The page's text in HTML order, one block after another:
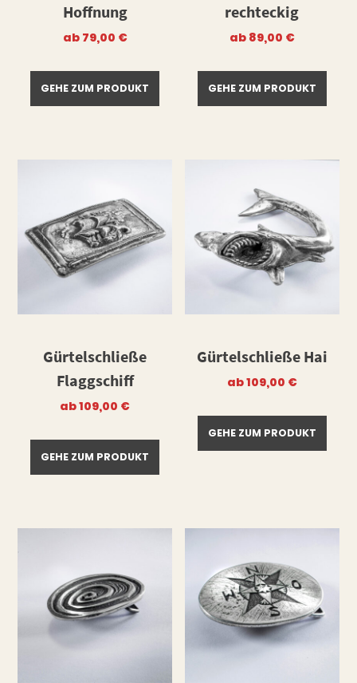
Hoffnung
ab 79,00 €
GEHE ZUM PRODUKT
rechteckig
ab 89,00 €
GEHE ZUM PRODUKT
Gürtelschließe
Flaggschiff
ab109,00 €
GEHE ZUM PRODUKT
Gürtelschließe Hai
ab109,00 €
GEHE ZUM PRODUKT